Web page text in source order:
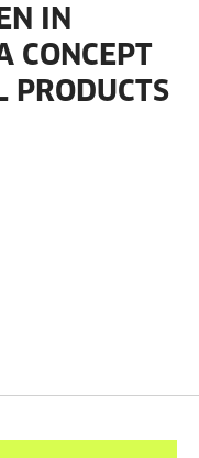
IN
CONCEPT
PRODUCTS